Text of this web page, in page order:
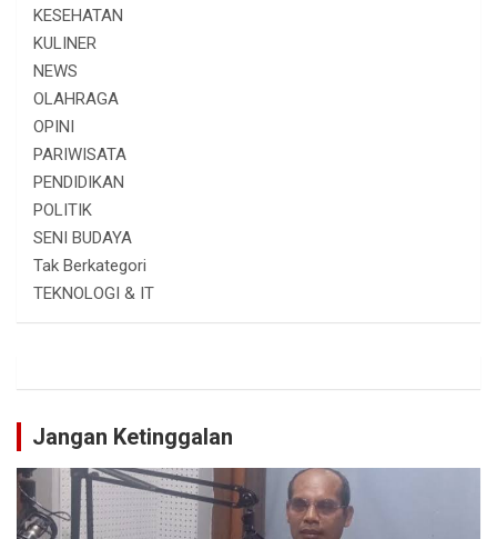
KESEHATAN
KULINER
NEWS
OLAHRAGA
OPINI
PARIWISATA
PENDIDIKAN
POLITIK
SENI BUDAYA
Tak Berkategori
TEKNOLOGI & IT
Jangan Ketinggalan